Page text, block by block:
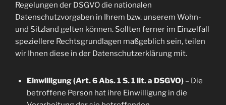
Regelungen der DSGVO die nationalen
Datenschutzvorgaben in Ihrem bzw. unserem Wohn-
und Sitzland gelten können. Sollten ferner im Einzelfall
speziellere Rechtsgrundlagen maßgeblich sein, teilen
wir Ihnen diese in der Datenschutzerklärung mit.
Einwilligung (Art. 6 Abs. 1 S. 1 lit. a DSGVO)– Die
betroffene Person hat ihre Einwilligung in die